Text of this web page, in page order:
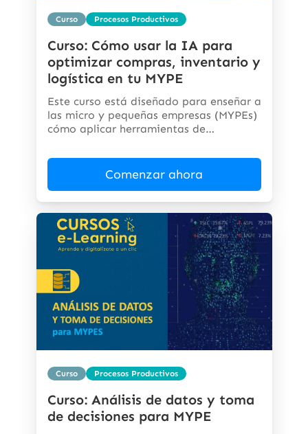
Curso Procesos Productivos
Curso: Cómo usar la IA para
optimizar compras, inventario y
logística en tu MYPE
Este curso está diseñado para enseñar a
las micro y pequeñas empresas (MYPEs)
cómo aplicar herramientas de
Comenzar ahora
Curso Procesos Productivos
Curso: Análisis de datos y toma
de decisiones para MYPE